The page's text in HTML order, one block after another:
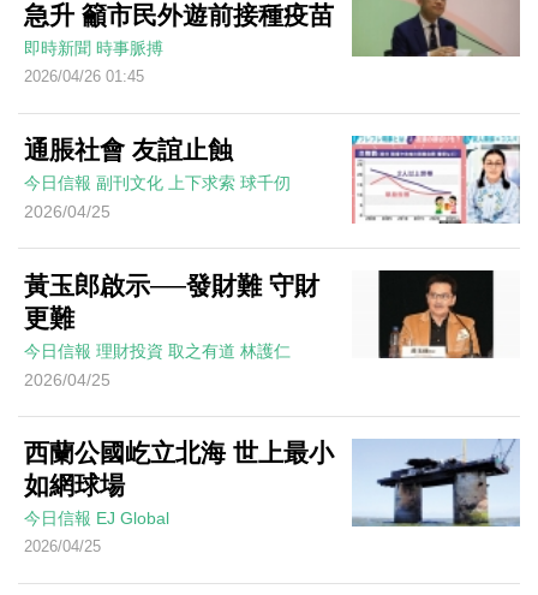
急升 籲市民外遊前接種疫苗
即時新聞 時事脈搏
2026/04/26 01:45
通脹社會 友誼止蝕
今日信報 副刊文化 上下求索 球千仞
2026/04/25
黃玉郎啟示──發財難 守財
更難
今日信報 理財投資 取之有道 林護仁
2026/04/25
西蘭公國屹立北海 世上最小
如網球場
今日信報 EJ Global
2026/04/25